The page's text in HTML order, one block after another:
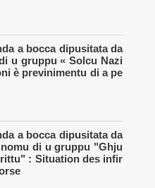
a bocca dipusitata da
u gruppu « Solcu Nazi
è previnimentu di a pe
a bocca dipusitata da
di u gruppu "Ghju
: Situation des infir